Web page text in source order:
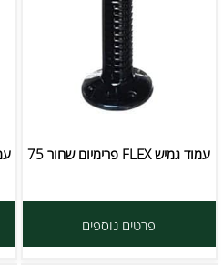
עמוד גמיש FLEX פרימיום שחור 75
פרטים נוספים